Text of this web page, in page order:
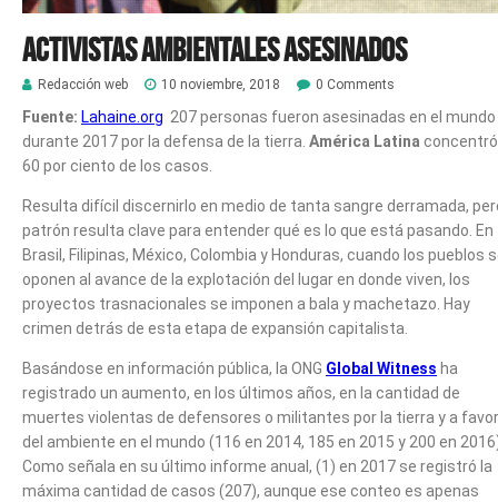
Activistas ambientales asesinados
Redacción web 10 noviembre, 2018 0 Comments
Fuente: Lahaine.org 207 personas fueron asesinadas en el mundo
durante 2017 por la defensa de la tierra. América Latina
60 por ciento de los casos.
Resulta difícil discernirlo en medio de tanta sangre derramada,
patrón resulta clave para entender qué es lo que está pasando. En
Brasil, Filipinas, México, Colombia y Honduras, cuando los pueblos
oponen al avance de la explotación del lugar en donde viven, los
proyectos trasnacionales se imponen a bala y machetazo. Hay
crimen detrás de esta etapa de expansión capitalista.
Basándose en información pública, la ONG Global Witness ha
registrado un aumento, en los últimos años, en la cantidad de
muertes violentas de defensores o militantes por la tierra y a favor
del ambiente en el mundo (116 en 2014, 185 en 2015 y 200 en
Como señala en su último informe anual, (1) en 2017 se registró la
máxima cantidad de casos (207), aunque ese conteo es apenas